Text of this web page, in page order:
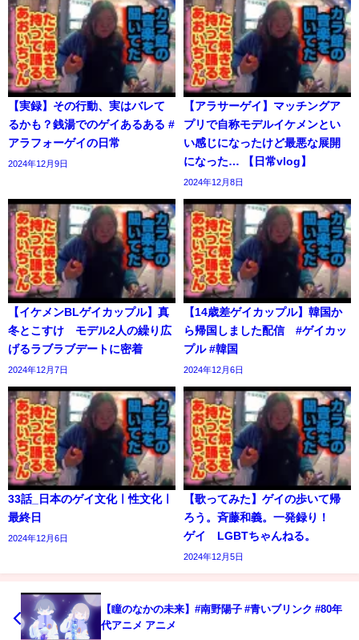
【実録】その行動、実はバレて
るかも？銭湯でのゲイあるある #
アラフォーゲイの日常
2024年12月9日
【アラサーゲイ】マッチングア
プリで自称モデルイケメンとい
い感じになったけど最悪な展開
になった… 【日常vlog】
2024年12月8日
【イケメンBLゲイカップル】真
冬とこすけ モデル2人の繰り広
げるラブラブデートに密着
2024年12月7日
【14歳差ゲイカップル】韓国か
ら帰国しました配信 #ゲイカッ
プル #韓国
2024年12月6日
33話_日本のゲイ文化ㅣ性文化ㅣ
最終日
2024年12月6日
【歌ってみた】ゲイの歩いて帰
ろう。斉藤和義。一発録り！
ゲイ LGBTちゃんねる。
2024年12月5日
【瞳のなかの未来】#南野陽子 #青いブリンク #80年
代アニメ アニメ